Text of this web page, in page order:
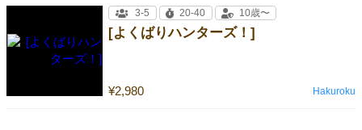
[よくばりハンターズ！]
¥2,980
3-5 20-40 10歳〜
Hakuroku